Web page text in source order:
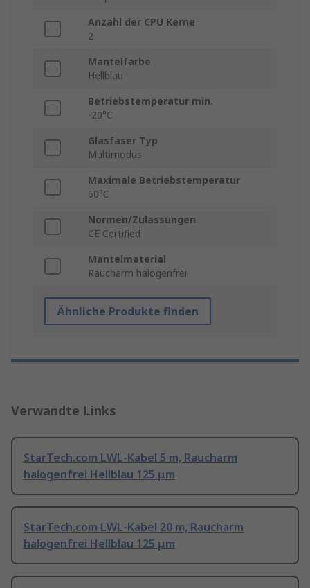
Anzahl der CPU Kerne
2
Mantelfarbe
Hellblau
Betriebstemperatur min.
-20°C
Glasfaser Typ
Multimodus
Maximale Betriebstemperatur
60°C
Normen/Zulassungen
CE Certified
Mantelmaterial
Raucharm halogenfrei
Ähnliche Produkte finden
Verwandte Links
StarTech.com LWL-Kabel 5 m, Raucharm
halogenfrei Hellblau 125 μm
StarTech.com LWL-Kabel 20 m, Raucharm
halogenfrei Hellblau 125 μm